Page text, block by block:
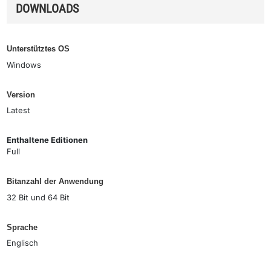
DOWNLOADS
Unterstütztes OS
Windows
Version
Latest
Enthaltene Editionen
Full
Bitanzahl der Anwendung
32 Bit und 64 Bit
Sprache
Englisch